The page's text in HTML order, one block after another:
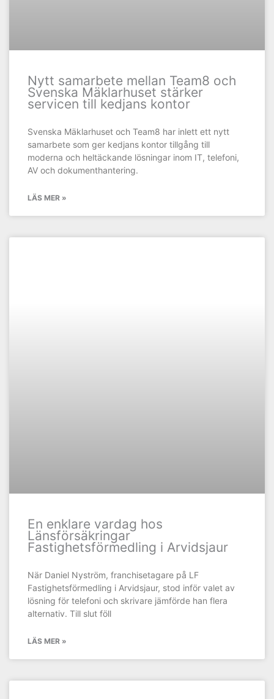
Nytt samarbete mellan Team8 och
Svenska Mäklarhuset stärker
servicen till kedjans kontor
Svenska Mäklarhuset och Team8 har inlett ett nytt
samarbete som ger kedjans kontor tillgång till
moderna och heltäckande lösningar inom IT, telefoni,
AV och dokumenthantering.
LÄS MER »
En enklare vardag hos
Länsförsäkringar
Fastighetsförmedling i Arvidsjaur
När Daniel Nyström, franchisetagare på LF
Fastighetsförmedling i Arvidsjaur, stod inför valet av
lösning för telefoni och skrivare jämförde han flera
alternativ. Till slut föll
LÄS MER »